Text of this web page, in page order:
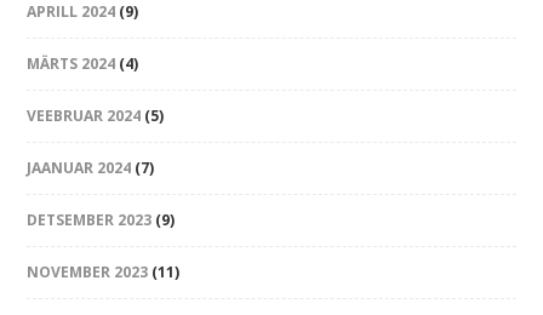
APRILL 2024 (9)
MÄRTS 2024 (4)
VEEBRUAR 2024 (5)
JAANUAR 2024 (7)
DETSEMBER 2023 (9)
NOVEMBER 2023 (11)